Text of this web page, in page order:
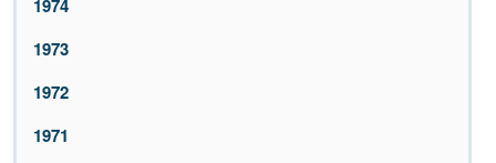
1974
1973
1972
1971